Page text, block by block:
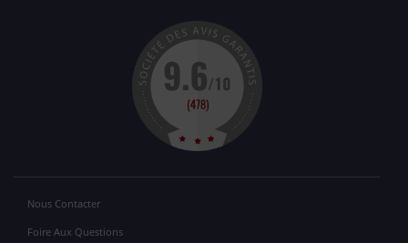
Nous Contacter
Foire Aux Questions